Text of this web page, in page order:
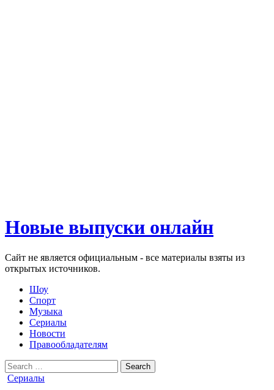
Новые выпуски онлайн
Сайт не является официальным - все материалы взяты из
открытых источников.
Шоу
Спорт
Музыка
Сериалы
Новости
Правообладателям
Search
for:
Posted
Сериалы